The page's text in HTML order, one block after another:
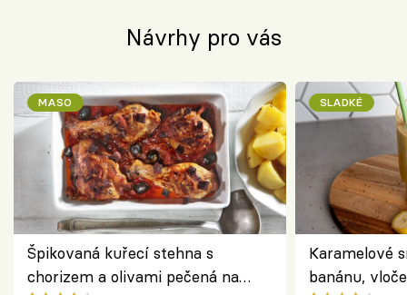
Návrhy pro vás
MASO
Špikovaná kuřecí stehna s
chorizem a olivami pečená na
SLADKÉ
Karamelové
banánu,